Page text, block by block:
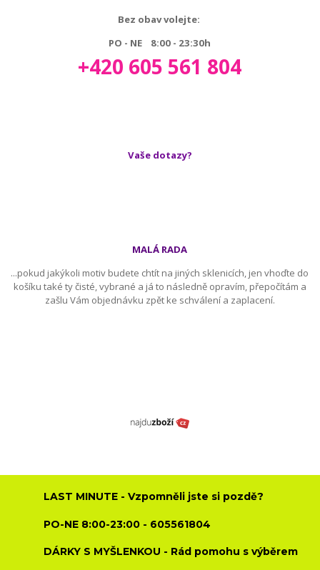
Bez obav volejte:
PO - NE 8:00 - 23:30h
+420 605 561 804
Vaše dotazy?
MALÁ RADA
...pokud jakýkoli motiv budete chtít na jiných sklenicích, jen vhoďte do
košíku také ty čisté, vybrané a já to následně opravím, přepočítám a
zašlu Vám objednávku zpět ke schválení a zaplacení.
LAST MINUTE - Vzpomněli jste si pozdě?
PO-NE 8:00-23:00 - 605561804
DÁRKY S MYŠLENKOU - Rád pomohu s výběrem